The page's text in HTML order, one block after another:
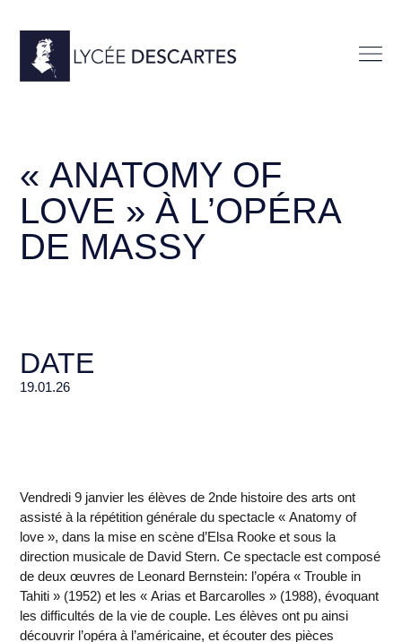
« ANATOMY OF
LOVE » À L’OPÉRA
DE MASSY
DATE
19.01.26
Vendredi 9 janvier les élèves de 2nde histoire des arts ont
assisté à la répétition générale du spectacle « Anatomy of
love », dans la mise en scène d’Elsa Rooke et sous la
direction musicale de David Stern. Ce spectacle est composé
de deux œuvres de Leonard Bernstein: l’opéra « Trouble in
Tahiti » (1952) et les « Arias et Barcarolles » (1988), évoquant
les difficultés de la vie de couple. Les élèves ont pu ainsi
découvrir l’opéra à l’américaine, et écouter des pièces